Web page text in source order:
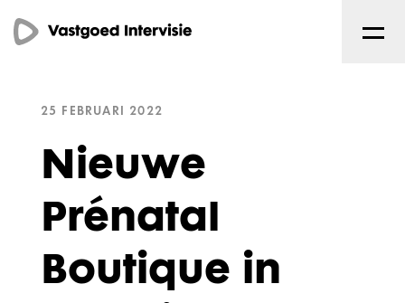
25 FEBRUARI 2022
Nieuwe
Prénatal
Boutique in